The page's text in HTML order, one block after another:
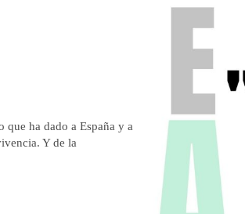
que ha dado a España y a
Y de la